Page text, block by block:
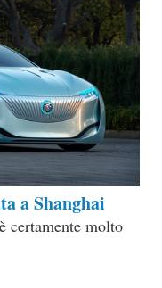
a Shanghai
certamente molto